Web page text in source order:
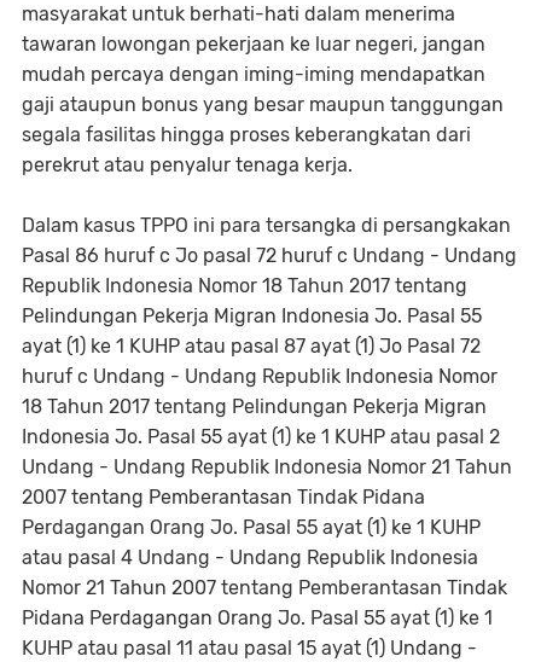
masyarakat untuk berhati-hati dalam menerima
tawaran lowongan pekerjaan ke luar negeri, jangan
mudah percaya dengan iming-iming mendapatkan
gaji ataupun bonus yang besar maupun tanggungan
segala fasilitas hingga proses keberangkatan dari
perekrut atau penyalur tenaga kerja.
Dalam kasus TPPO ini para tersangka di persangkakan
Pasal 86 huruf c Jo pasal 72 huruf c Undang - Undang
Republik Indonesia Nomor 18 Tahun 2017 tentang
Pelindungan Pekerja Migran Indonesia Jo. Pasal 55
ayat (1) ke 1 KUHP atau pasal 87 ayat (1) Jo Pasal 72
huruf c Undang - Undang Republik Indonesia Nomor
18 Tahun 2017 tentang Pelindungan Pekerja Migran
Indonesia Jo. Pasal 55 ayat (1) ke 1 KUHP atau pasal 2
Undang - Undang Republik Indonesia Nomor 21 Tahun
2007 tentang Pemberantasan Tindak Pidana
Perdagangan Orang Jo. Pasal 55 ayat (1) ke 1 KUHP
atau pasal 4 Undang - Undang Republik Indonesia
Nomor 21 Tahun 2007 tentang Pemberantasan Tindak
Pidana Perdagangan Orang Jo. Pasal 55 ayat (1) ke 1
KUHP atau pasal 11 atau pasal 15 ayat (1) Undang -